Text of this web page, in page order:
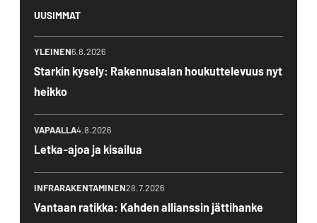
UUSIMMAT
YLEINEN6.8.2026
Starkin kysely: Rakennusalan houkuttelevuus nyt
heikko
VAPAALLA4.8.2026
Letka-ajoa ja kisailua
INFRARAKENTAMINEN28.7.2026
Vantaan ratikka: Kahden allianssin jättihanke